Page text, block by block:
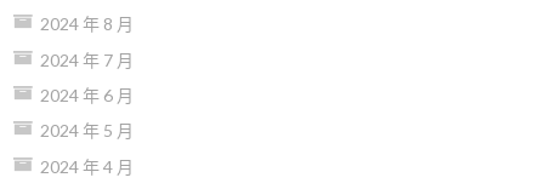
2024 年 8 月
2024 年 7 月
2024 年 6 月
2024 年 5 月
2024 年 4 月